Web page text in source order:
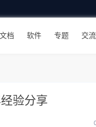
档 软件 专题 交
验分享